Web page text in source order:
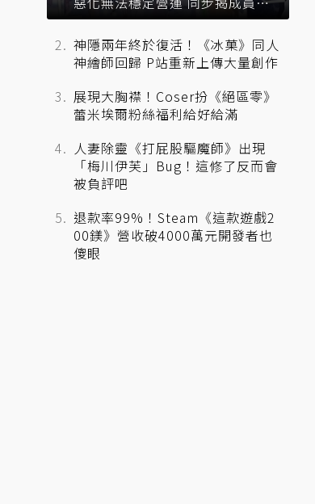
來去向
神隱兩年終於復活！《冰菓》同人
神繪師回歸 P站重新上傳大量創作
展現大胸襟！Coser扮《絕區零》
蕾米埃爾粉絲福利給好給滿
人妻除靈《打屁股驅魔師》出現
「梅川伊芙」Bug！這修了反而會
被負評吧
退款率99%！Steam《這款遊戲2
00鎂》營收破4000萬元開發者也
傻眼